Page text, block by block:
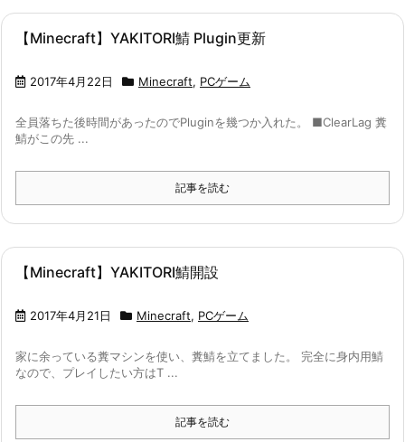
【Minecraft】YAKITORI鯖 Plugin更新
2017年4月22日 Minecraft, PCゲーム
全員落ちた後時間があったのでPluginを幾つか入れた。 ■ClearLag 糞
鯖がこの先 ...
記事を読む
【Minecraft】YAKITORI鯖開設
2017年4月21日 Minecraft, PCゲーム
家に余っている糞マシンを使い、糞鯖を立てました。 完全に身内用鯖
なので、プレイしたい方はT ...
記事を読む